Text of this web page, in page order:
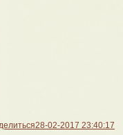
28-02-2017 23:40:17